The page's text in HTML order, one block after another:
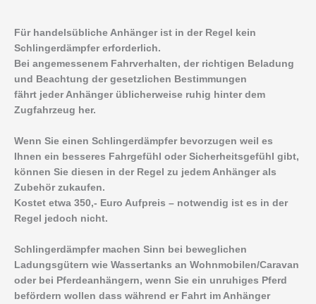
Für handelsübliche Anhänger ist in der Regel kein
Schlingerdämpfer erforderlich.
Bei angemessenem Fahrverhalten, der richtigen Beladung
und Beachtung der gesetzlichen Bestimmungen
fährt jeder Anhänger üblicherweise ruhig hinter dem
Zugfahrzeug her.
Wenn Sie einen Schlingerdämpfer bevorzugen weil es
Ihnen ein besseres Fahrgefühl oder Sicherheitsgefühl gibt,
können Sie diesen in der Regel zu jedem Anhänger als
Zubehör zukaufen.
Kostet etwa 350,- Euro Aufpreis – notwendig ist es in der
Regel jedoch nicht.
Schlingerdämpfer machen Sinn bei beweglichen
Ladungsgütern wie Wassertanks an Wohnmobilen/Caravan
oder bei Pferdeanhängern, wenn Sie ein unruhiges Pferd
befördern wollen dass während er Fahrt im Anhänger